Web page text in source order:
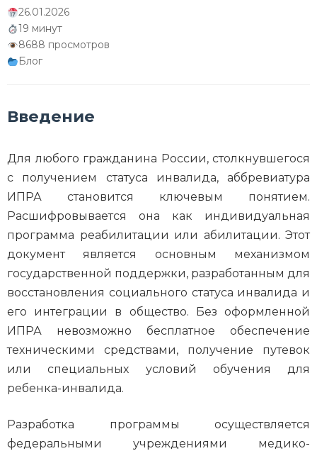
26.01.2026
19 минут
8688 просмотров
Блог
Введение
Для любого гражданина России, столкнувшегося
с получением статуса инвалида, аббревиатура
ИПРА становится ключевым понятием.
Расшифровывается она как индивидуальная
программа реабилитации или абилитации. Этот
документ является основным механизмом
государственной поддержки, разработанным для
восстановления социального статуса инвалида и
его интеграции в общество. Без оформленной
ИПРА невозможно бесплатное обеспечение
техническими средствами, получение путевок
или специальных условий обучения для
ребенка-инвалида.
Разработка программы осуществляется
федеральными учреждениями медико-